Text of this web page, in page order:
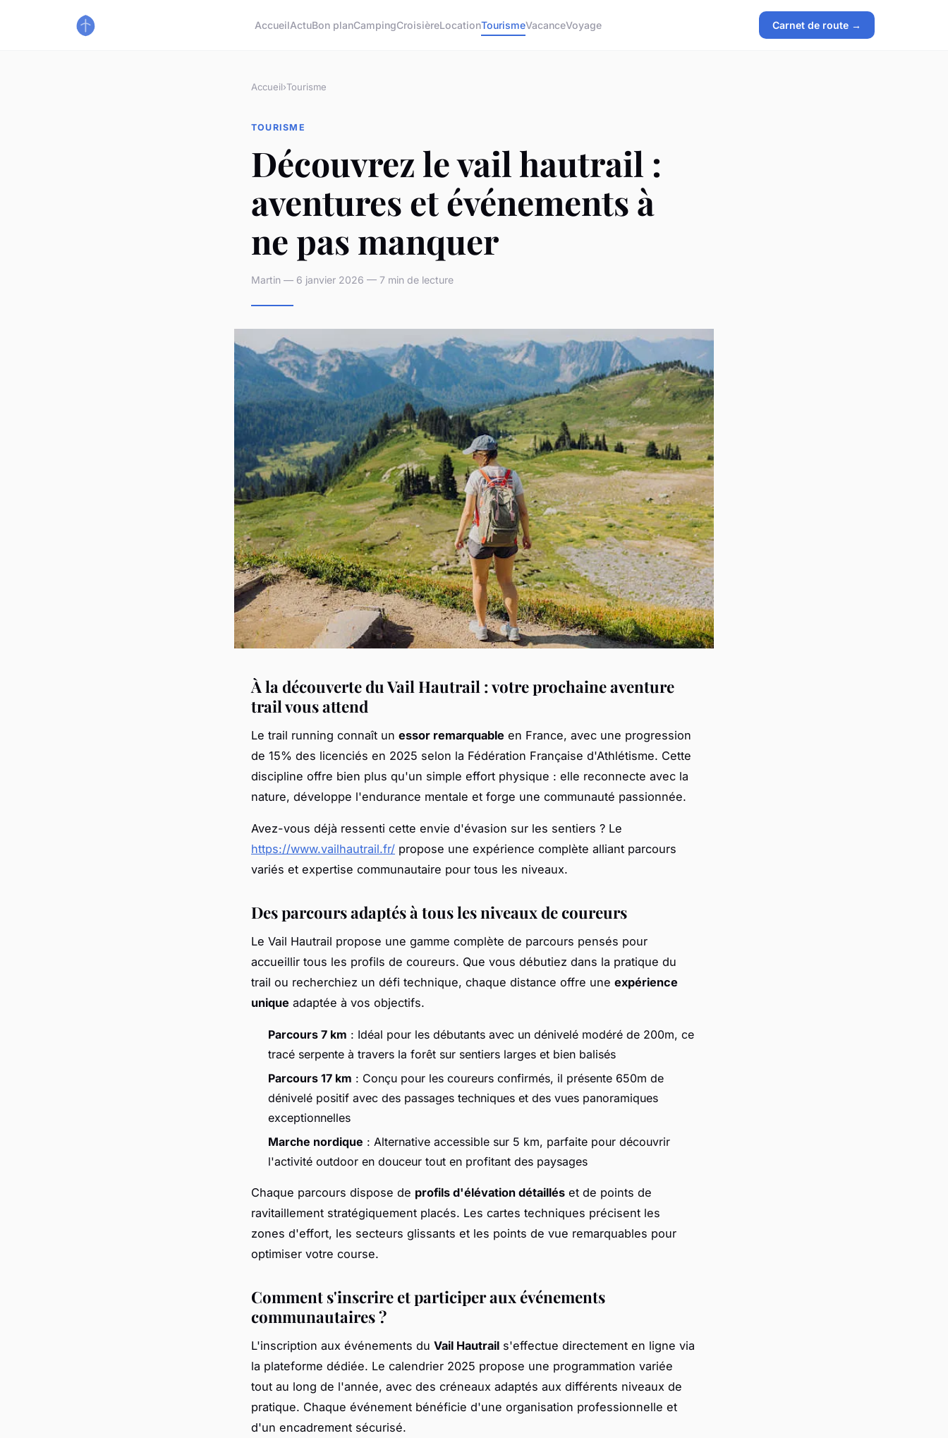
AccueilActuBon planCampingCroisièreLocationTourismeVacanceVoyage Carnet de route →
Accueil›Tourisme
TOURISME
Découvrez le vail hautrail :
aventures et événements à
ne pas manquer
Martin — 6 janvier 2026 — 7 min de lecture
À la découverte du Vail Hautrail : votre prochaine aventure
trail vous attend
Le trail running connaît un essor remarquable en France, avec une progression
de 15% des licenciés en 2025 selon la Fédération Française d'Athlétisme. Cette
discipline offre bien plus qu'un simple effort physique : elle reconnecte avec la
nature, développe l'endurance mentale et forge une communauté passionnée.
Avez-vous déjà ressenti cette envie d'évasion sur les sentiers ? Le
https://www.vailhautrail.fr/ propose une expérience complète alliant parcours
variés et expertise communautaire pour tous les niveaux.
Des parcours adaptés à tous les niveaux de coureurs
Le Vail Hautrail propose une gamme complète de parcours pensés pour
accueillir tous les profils de coureurs. Que vous débutiez dans la pratique du
trail ou recherchiez un défi technique, chaque distance offre une expérience
unique adaptée à vos objectifs.
Parcours 7 km : Idéal pour les débutants avec un dénivelé modéré de 200m, ce
tracé serpente à travers la forêt sur sentiers larges et bien balisés
Parcours 17 km : Conçu pour les coureurs confirmés, il présente 650m de
dénivelé positif avec des passages techniques et des vues panoramiques
exceptionnelles
Marche nordique : Alternative accessible sur 5 km, parfaite pour découvrir
l'activité outdoor en douceur tout en profitant des paysages
Chaque parcours dispose de profils d'élévation détaillés et de points de
ravitaillement stratégiquement placés. Les cartes techniques précisent les
zones d'effort, les secteurs glissants et les points de vue remarquables pour
optimiser votre course.
Comment s'inscrire et participer aux événements
communautaires ?
L'inscription aux événements du Vail Hautrail s'effectue directement en ligne via
la plateforme dédiée. Le calendrier 2025 propose une programmation variée
tout au long de l'année, avec des créneaux adaptés aux différents niveaux de
pratique. Chaque événement bénéficie d'une organisation professionnelle et
d'un encadrement sécurisé.